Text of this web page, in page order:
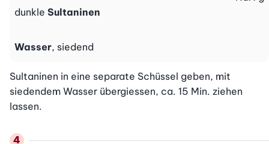
dunkle Sultaninen
Wasser, siedend
Sultaninen in eine separate Schüssel geben, mit
siedendem Wasser übergiessen, ca. 15 Min. ziehen
lassen.